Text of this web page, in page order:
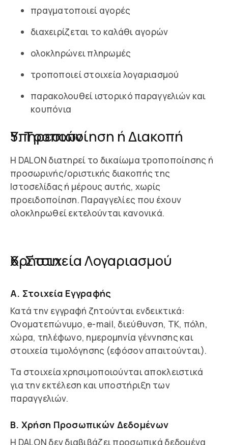
πραγματοποιεί αγορές
διαχειρίζεται το καλάθι αγορών
ολοκληρώνει πληρωμές
τροποποιεί στοιχεία λογαριασμού
παρακολουθεί ιστορικό παραγγελιών και
κουπόνια
5. Τροποποίηση ή Διακοπή Υπηρεσιών
Η DALON διατηρεί το δικαίωμα τροποποίησης ή
προσωρινής/οριστικής διακοπής της
Ιστοσελίδας ή μέρους αυτής, χωρίς
προειδοποίηση. Παραγγελίες που έχουν
ολοκληρωθεί εκτελούνται κανονικά.
6. Στοιχεία Λογαριασμού Χρήστη
Α. Στοιχεία Εγγραφής
Κατά την εγγραφή ζητούνται ενδεικτικά:
Ονοματεπώνυμο, e-mail, διεύθυνση, ΤΚ, πόλη,
χώρα, τηλέφωνο, ημερομηνία γέννησης και
στοιχεία τιμολόγησης (εφόσον απαιτούνται).
Τα στοιχεία χρησιμοποιούνται αποκλειστικά
για την εκτέλεση και υποστήριξη των
παραγγελιών.
Β. Χρήση Προσωπικών Δεδομένων
Η DALON δεν διαβιβάζει προσωπικά δεδομένα